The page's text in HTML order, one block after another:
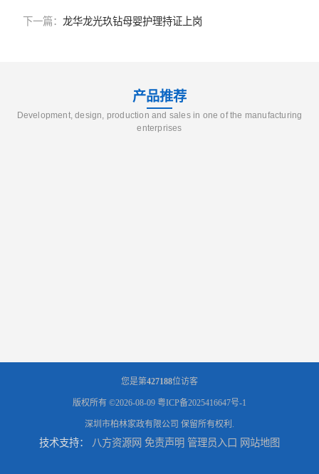
下一篇： 龙华龙光玖钻母婴护理持证上岗
产品推荐
Development, design, production and sales in one of the manufacturing
enterprises
您是第427188位访客
版权所有 ©2026-08-09 粤ICP备2025416647号-1
深圳市柏林家政有限公司 保留所有权利.
技术支持： 八方资源网 免责声明 管理员入口 网站地图